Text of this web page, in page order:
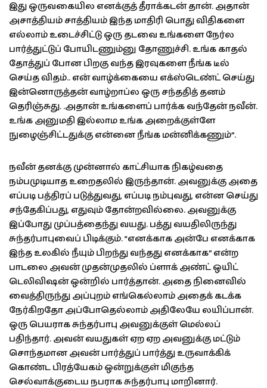
இது ஒருவகையில எனக்குத் தீராக்கடன் தான். அதான்
அசாத்தியம் சாத்தியம் இந்த மாதிரி பொது விதிகளை
எல்லாம் உடைச்சிட்டு ஒரு தடவை உங்களை நேர்ல
பார்த்துட்டுப் போயிடணும்னு தோணுச்சி. உங்க காதல்
தோத்துப் போன பிறகு வந்த இரவுகளை நீங்க டீல்
செய்த விதம்.. என் வாழ்க்கையை எக்ஸ்டெண்ட் செய்து
இன்னொருத்தன் வாழ்றாப்ல ஒரு சந்ததித் தனம்
தெரிஞ்சுது. .அதான் உங்களைப் பார்க்க வந்தேன் நவீன்.
உங்க அனுமதி இல்லாம உங்க அறைக்குள்ளே
நுழைஞ்சிட்டதுக்கு என்னை நீங்க மன்னிக்கணும்”.
நவீன் தனக்கு முன்னால் காட்சியாக நிகழ்வதை
நம்பமுடியாத உறைதலில் இருந்தான். அவனுக்கு அதை
எப்படி பத்திரப் படுத்துவது, எப்படி நம்புவது, என்ன செய்து
சந்தேகிப்பது, எதுவும் தோன்றவில்லை. அவனுக்கு
இப்போது முப்பத்தைந்து வயது. பத்து வயதிலிருந்து
சுந்தர்பாபுவைப் பிடிக்கும். “எனக்காக அன்பே எனக்காக
இந்த உலகில் நீயும் பிறந்து வந்தது எனக்காக” என்ற
பாடலை அவன் முதன்முதலில் ப்ளாக் அண்ட் ஒயிட்
டெலிவிஷன் ஒன்றில் பார்த்தான். அதை நினைவில்
வைத்திருந்து அப்புறம் எங்கெல்லாம் அதைக் கடக்க
நேர்கிறதோ அப்போதெல்லாம் அதிலேயே லயிப்பான்.
ஒரு பெயராக சுந்தர்பாபு அவனுக்குள் மெல்லப்
பதிந்தார். அவன் வயதுகள் ஏற ஏற அவனுக்கு மட்டும்
சொந்தமான அவன் பார்த்துப் பார்த்து உருவாக்கிக்
கொண்ட பிரத்யேகம் ஒன்றுக்குள் மிகுந்த
செல்வாக்குடைய நபராக சுந்தர்பாபு மாறினார்.